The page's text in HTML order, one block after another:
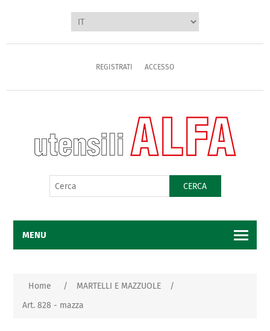
REGISTRATI ACCESSO
CERCA
MENU
Home / MARTELLI E MAZZUOLE
/
Art. 828 - mazza